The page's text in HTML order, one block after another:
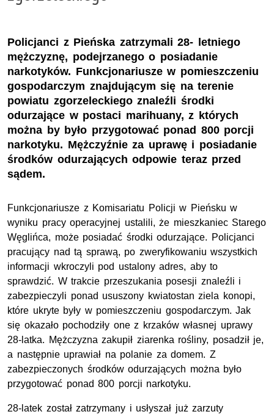
Policjanci z Pieńska zatrzymali 28- letniego
mężczyznę, podejrzanego o posiadanie
narkotyków. Funkcjonariusze w pomieszczeniu
gospodarczym znajdującym się na terenie
powiatu zgorzeleckiego znaleźli środki
odurzające w postaci marihuany, z których
można by było przygotować ponad 800 porcji
narkotyku. Mężczyźnie za uprawę i posiadanie
środków odurzających odpowie teraz przed
sądem.
Funkcjonariusze z Komisariatu Policji w Pieńsku w
wyniku pracy operacyjnej ustalili, że mieszkaniec Starego
Węglińca, może posiadać środki odurzające. Policjanci
pracujący nad tą sprawą, po zweryfikowaniu wszystkich
informacji wkroczyli pod ustalony adres, aby to
sprawdzić. W trakcie przeszukania posesji znaleźli i
zabezpieczyli ponad ususzony kwiatostan ziela konopi,
które ukryte były w pomieszczeniu gospodarczym. Jak
się okazało pochodziły one z krzaków własnej uprawy
28-latka. Mężczyzna zakupił ziarenka rośliny, posadził je,
a następnie uprawiał na polanie za domem. Z
zabezpieczonych środków odurzających można było
przygotować ponad 800 porcji narkotyku.
28-latek został zatrzymany i usłyszał już zarzuty